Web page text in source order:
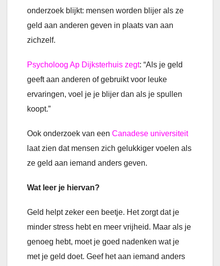
onderzoek blijkt: mensen worden blijer als ze
geld aan anderen geven in plaats van aan
zichzelf.
Psycholoog Ap Dijksterhuis zegt: “Als je geld
geeft aan anderen of gebruikt voor leuke
ervaringen, voel je je blijer dan als je spullen
koopt.”
Ook onderzoek van een Canadese universiteit
laat zien dat mensen zich gelukkiger voelen als
ze geld aan iemand anders geven.
Wat leer je hiervan?
Geld helpt zeker een beetje. Het zorgt dat je
minder stress hebt en meer vrijheid. Maar als je
genoeg hebt, moet je goed nadenken wat je
met je geld doet. Geef het aan iemand anders